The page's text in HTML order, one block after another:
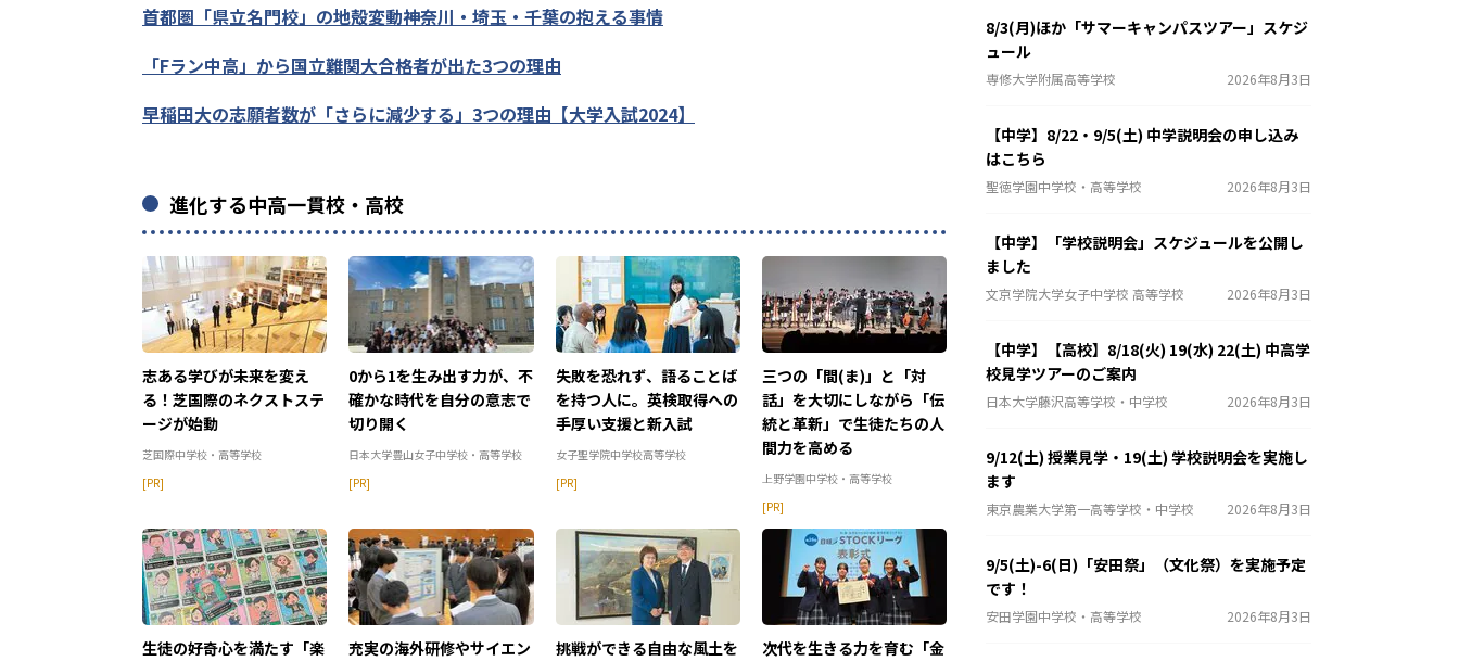
首都圏「県立名門校」の地殻変動――神奈川・埼玉・千葉の抱える事情
「Fラン中高」から国立難関大合格者が出た3つの理由
早稲田大の志願者数が「さらに減少する」3つの理由【大学入試2024】
進化する中高一貫校・高校
志ある学びが未来を変え
る！芝国際のネクストステ
ージが始動
芝国際中学校・高等学校
[PR]
0から1を生み出す力が、不
確かな時代を自分の意志で
切り開く
日本大学豊山女子中学校・高等学校
[PR]
失敗を恐れず、語ることば
を持つ人に。英検取得への
手厚い支援と新入試
女子聖学院中学校高等学校
[PR]
三つの「間(ま)」と「対
話」を大切にしながら「伝
統と革新」で生徒たちの人
間力を高める
上野学園中学校・高等学校
[PR]
生徒の好奇心を満たす「楽
充実の海外研修やサイエン
挑戦ができる自由な風土を
次代を生きる力を育む「金
8/3(月)ほか「サマーキャンパスツアー」スケジ
ュール
専修大学附属高等学校 2026年8月3日
【中学】8/22・9/5(土) 中学説明会の申し込み
はこちら
聖徳学園中学校・高等学校 2026年8月3日
【中学】「学校説明会」スケジュールを公開し
ました
文京学院大学女子中学校 高等学校 2026年8月3日
【中学】【高校】8/18(火) 19(水) 22(土) 中高学
校見学ツアーのご案内
日本大学藤沢高等学校・中学校 2026年8月3日
9/12(土) 授業見学・19(土) 学校説明会を実施し
ます
東京農業大学第一高等学校・中学校 2026年8月3日
9/5(土)-6(日)「安田祭」（文化祭）を実施予定
です！
安田学園中学校・高等学校 2026年8月3日